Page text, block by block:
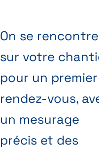
On se rencontre
sur votre
pour un premier
rendez-vous,
un mesurage
précis et des